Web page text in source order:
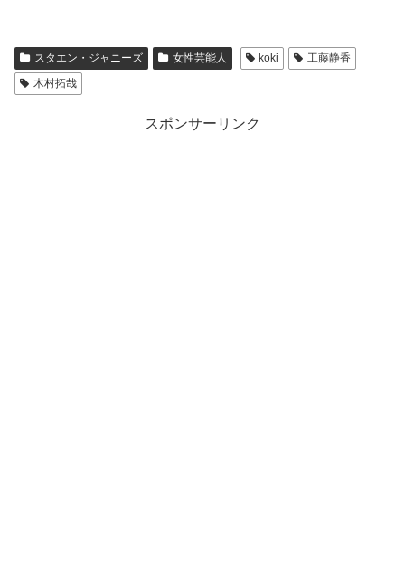
スタエン・ジャニーズ 女性芸能人 koki
工藤静香
木村拓哉
スポンサーリンク